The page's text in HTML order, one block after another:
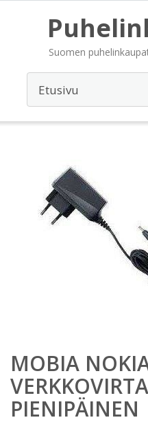
Suomen
MOBIA
PIENIPÄINEN